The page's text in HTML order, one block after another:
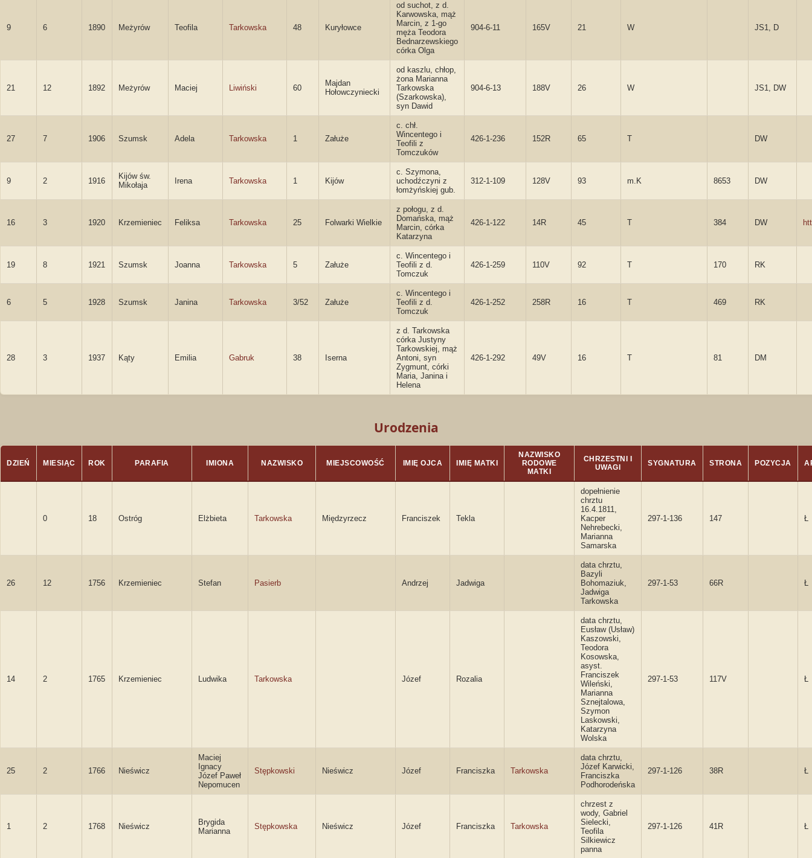
9 6 1890 Meżyrów Teofila Tarkowska 48 Kuryłowce
od suchot, z d.
Karwowska, mąż
Marcin, z 1-go
męża Teodora
Bednarzewskiego
córka Olga
904-6-11 165V 21 W JS1, D
21 12 1892 Meżyrów Maciej Liwiński 60
Majdan
Hołowczyniecki
od kaszlu, chłop,
żona Marianna
Tarkowska
(Szarkowska),
syn Dawid
904-6-13 188V 26 W JS1, DW
27 7 1906 Szumsk Adela Tarkowska 1 Załuże
c. chł.
Wincentego i
Teofili z
Tomczuków
426-1-236 152R 65 T DW
9 2 1916
Kijów św.
Mikołaja
Irena Tarkowska 1 Kijów
c. Szymona,
uchodźczyni z
łomżyńskiej gub.
312-1-109 128V 93 m.K 8653 DW
16 3 1920 Krzemieniec Feliksa Tarkowska 25 Folwarki Wielkie
z połogu, z d.
Domańska, mąż
Marcin, córka
Katarzyna
426-1-122 14R 45 T 384 DW
19 8 1921 Szumsk Joanna Tarkowska 5 Załuże
c. Wincentego i
Teofili z d.
Tomczuk
426-1-259 110V 92 T 170 RK
6 5 1928 Szumsk Janina Tarkowska 3/52 Załuże
c. Wincentego i
Teofili z d.
Tomczuk
426-1-252 258R 16 T 469 RK
28 3 1937 Kąty Emilia Gabruk 38 Iserna
z d. Tarkowska
córka Justyny
Tarkowskiej, mąż
Antoni, syn
Zygmunt, córki
Maria, Janina i
Helena
426-1-292 49V 16 T 81 DM
Urodzenia
DZIEŃ MIESIĄC ROK PARAFIA IMIONA NAZWISKO MIEJSCOWOŚĆ IMIĘ OJCA IMIĘ MATKI
NAZWISKO
RODOWE
MATKI
CHRZESTNI I
UWAGI
SYGNATURA STRONA POZYCJA
0 18 Ostróg Elżbieta Tarkowska Międzyrzecz Franciszek Tekla
dopełnienie
chrztu
16.4.1811,
Kacper
Nehrebecki,
Marianna
Samarska
297-1-136 147 Ł
26 12 1756 Krzemieniec Stefan Pasierb Andrzej Jadwiga
data chrztu,
Bazyli
Bohomaziuk,
Jadwiga
Tarkowska
297-1-53 66R Ł
14 2 1765 Krzemieniec Ludwika Tarkowska Józef Rozalia
data chrztu,
Eusław (Usław)
Kaszowski,
Teodora
Kosowska,
asyst.
Franciszek
Wileński,
Marianna
Sznejtalowa,
Szymon
Laskowski,
Katarzyna
Wolska
297-1-53 117V Ł
25 2 1766 Nieświcz
Maciej
Ignacy
Józef Paweł
Nepomucen
Stępkowski Nieświcz Józef Franciszka Tarkowska
data chrztu,
Józef Karwicki,
Franciszka
Podhorodeńska
297-1-126 38R Ł
1 2 1768 Nieświcz
Brygida
Marianna
Stępkowska Nieświcz Józef Franciszka Tarkowska
chrzest z
wody, Gabriel
Sielecki,
Teofila
Silkiewicz
panna
297-1-126 41R Ł